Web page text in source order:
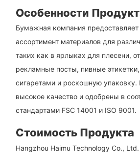
Особенности
Бумажная компания
ассортимент материалов для
таких как в ярлыках для плесени,
рекламные посты, пивные
сигаретами и роскошную
высокое качество и одобрены в
стандартами FSC 14001 и ISO 9001.
Стоимость Продукта
Hangzhou Haimu Technology Co.,